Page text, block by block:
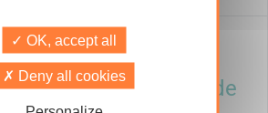
liées à mon
ou les informations de
OK, accept all
Deny all cookies